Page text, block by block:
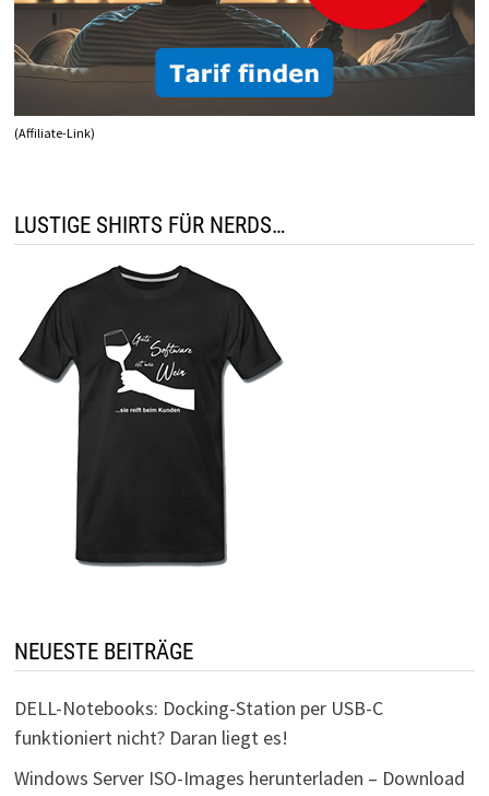
(Affiliate-Link)
LUSTIGE SHIRTS FÜR NERDS…
NEUESTE BEITRÄGE
DELL-Notebooks: Docking-Station per USB-C
funktioniert nicht? Daran liegt es!
Windows Server ISO-Images herunterladen – Download